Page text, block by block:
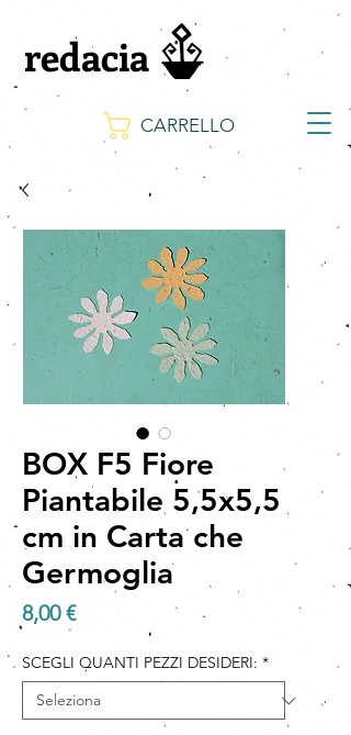
CARRELLO
redacia
BOX F5 Fiore
Piantabile 5,5x5,5
cm in Carta che
Germoglia
8,00 €Prezzo
SCEGLI QUANTI PEZZI DESIDERI: *